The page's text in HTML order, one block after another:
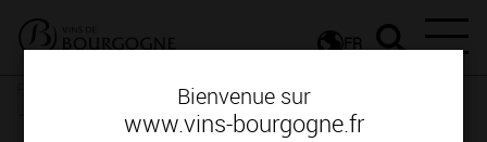
Bienvenue sur
www.vins-bourgogne.fr
FR
Communiqués de presse - Millésimes
Une année exceptionnelle